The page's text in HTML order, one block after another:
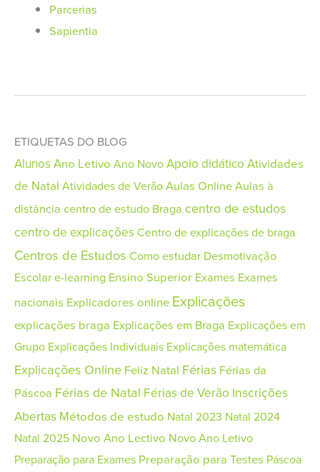
Parcerias
Sapientia
ETIQUETAS DO BLOG
Alunos Ano Letivo Ano NovoApoio didático Atividades
de Natal Atividades de VerãoAulas OnlineAulas à
distância centro de estudo Braga centro de estudos
centro de explicaçõesCentro de explicações de braga
Centros de Estudos Como estudar Desmotivação
Escolare-learning Ensino Superior Exames Exames
nacionais Explicadores online Explicações
explicações braga Explicações em Braga Explicações em
Grupo Explicações Individuais Explicações matemática
Explicações Online Feliz Natal Férias Férias da
Páscoa Férias de Natal Férias de Verão Inscrições
Abertas Métodos de estudo Natal 2023 Natal 2024
Natal 2025 Novo Ano Lectivo Novo Ano Letivo
Preparação para Exames Preparação para Testes Páscoa